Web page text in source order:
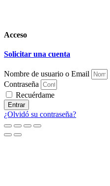
Acceso
Solicitar una cuenta
Nombre de usuario o Email
Contraseña
Recuérdame
Entrar
¿Olvidó su contraseña?